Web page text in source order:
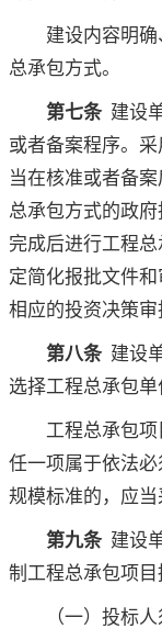
建设内容明
总承包方式。
第七条建设
或者备案程序。
当在核准或者备
总承包方式的政
完成后进行工程
定简化报批文件
相应的投资决策审
第八条建设
选择工程总承包单
工程总承包
任一项属于依法
规模标准的，应当
第九条建设
制工程总承包项目
（一）投标人